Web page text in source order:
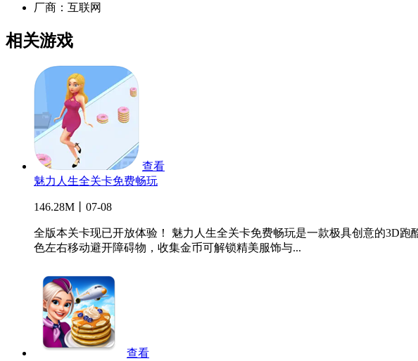
厂商： 互联网
相关游戏
查看
魅力人生全关卡免费畅玩
146.28M丨07-08
全版本关卡现已开放体验！ 魅力人生全关卡免费畅玩是一款极具创意的3D
色左右移动避开障碍物，收集金币可解锁精美服饰与...
查看